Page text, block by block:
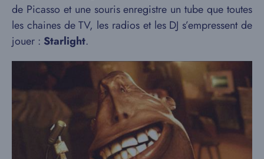
de Picasso et une souris enregistre un tube que toutes
les chaines de TV, les radios et les DJ s’empressent de
jouer : Starlight.